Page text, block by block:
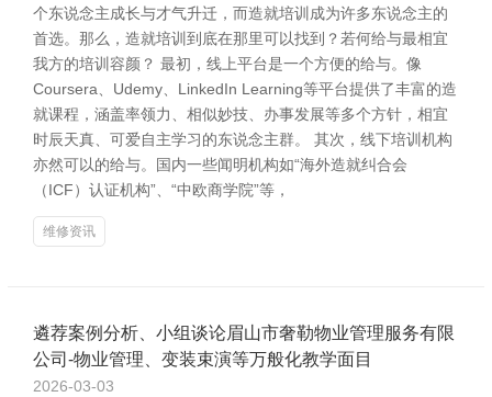
个东说念主成长与才气升迁，而造就培训成为许多东说念主的
首选。那么，造就培训到底在那里可以找到？若何给与最相宜
我方的培训容颜？ 最初，线上平台是一个方便的给与。像
Coursera、Udemy、LinkedIn Learning等平台提供了丰富的造
就课程，涵盖率领力、相似妙技、办事发展等多个方针，相宜
时辰天真、可爱自主学习的东说念主群。 其次，线下培训机构
亦然可以的给与。国内一些闻明机构如“海外造就纠合会
（ICF）认证机构”、“中欧商学院”等，
维修资讯
遴荐案例分析、小组谈论眉山市奢勒物业管理服务有限
公司-物业管理、变装束演等万般化教学面目
2026-03-03